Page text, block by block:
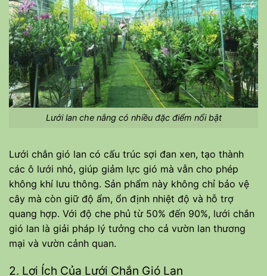
Lưới lan che nắng có nhiều đặc điểm nổi bật
Lưới chắn gió lan có cấu trúc sợi đan xen, tạo thành
các ô lưới nhỏ, giúp giảm lực gió mà vẫn cho phép
không khí lưu thông. Sản phẩm này không chỉ bảo vệ
cây mà còn giữ độ ẩm, ổn định nhiệt độ và hỗ trợ
quang hợp. Với độ che phủ từ 50% đến 90%, lưới chắn
gió lan là giải pháp lý tưởng cho cả vườn lan thương
mại và vườn cảnh quan.
2. Lợi Ích Của Lưới Chắn Gió Lan